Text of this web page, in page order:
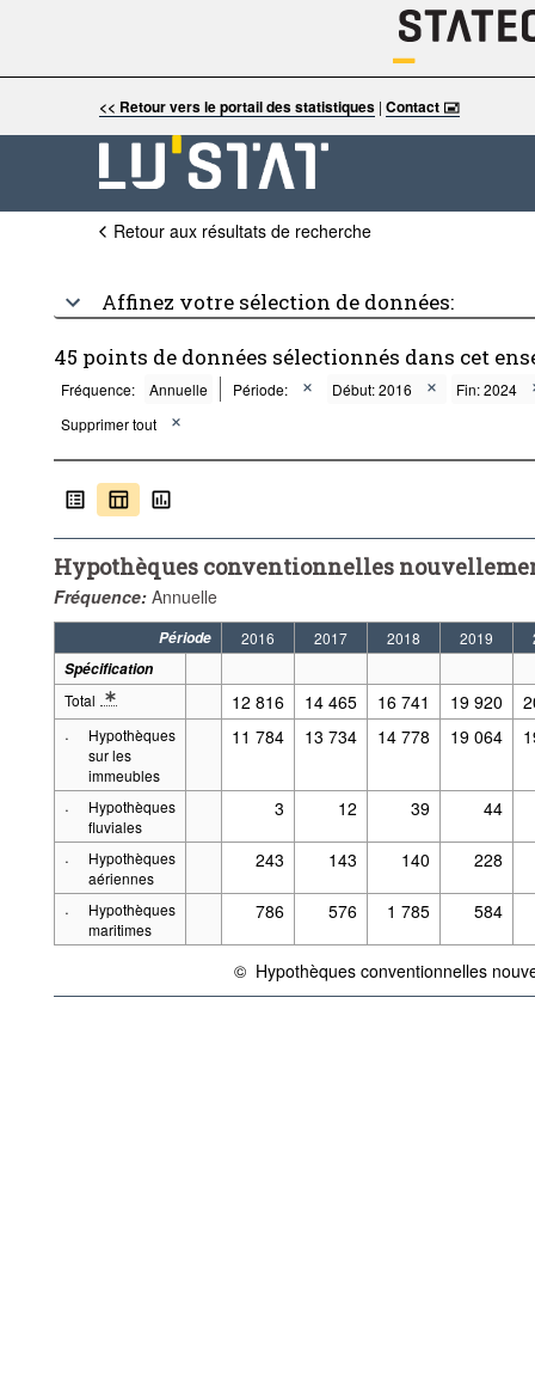
<< Retour vers le portail des statistiques| Contact 🖃
Retour aux résultats de recherche
Affinez votre sélection de données:
45 points de données sélectionnés dans cet
Fréquence: Annuelle Période: Début: 2016
Fin: 2024
Supprimer tout
Hypothèques conventionnelles
Fréquence: Annuelle
Période 2016 2017 2018 2019
Spécification
Total
* Note spécification 2: Définitions: Hypothèque
12 816 14 465 16 741 19 920
·
Hypothèques
sur les
immeubles
11 784 13 734 14 778 19 064
·
Hypothèques
fluviales
3 12 39 44
·
Hypothèques
aériennes
243 143 140 228
·
Hypothèques
maritimes
786 576 1 785 584
©
{link} Conditions d'utilisation
Hypothèques conventionnelles